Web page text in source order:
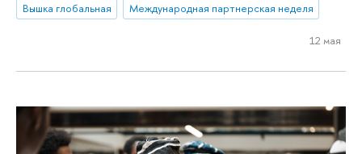
Вышка глобальная
Международная партнерская неделя
12 мая